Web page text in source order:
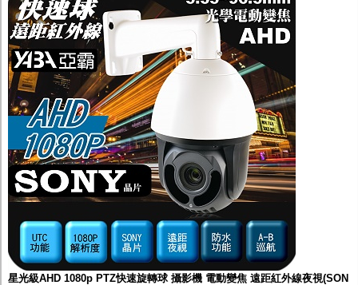
星光級AHD 1080p PTZ快速旋轉球 攝影機 電動變焦 遠距紅外線夜視(SON